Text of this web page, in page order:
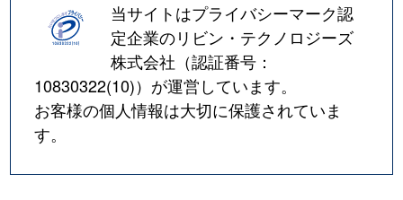
当サイトはプライバシーマーク認
定企業のリビン・テクノロジーズ
株式会社（認証番号：
10830322(10)）が運営しています。
お客様の個人情報は大切に保護されていま
す。